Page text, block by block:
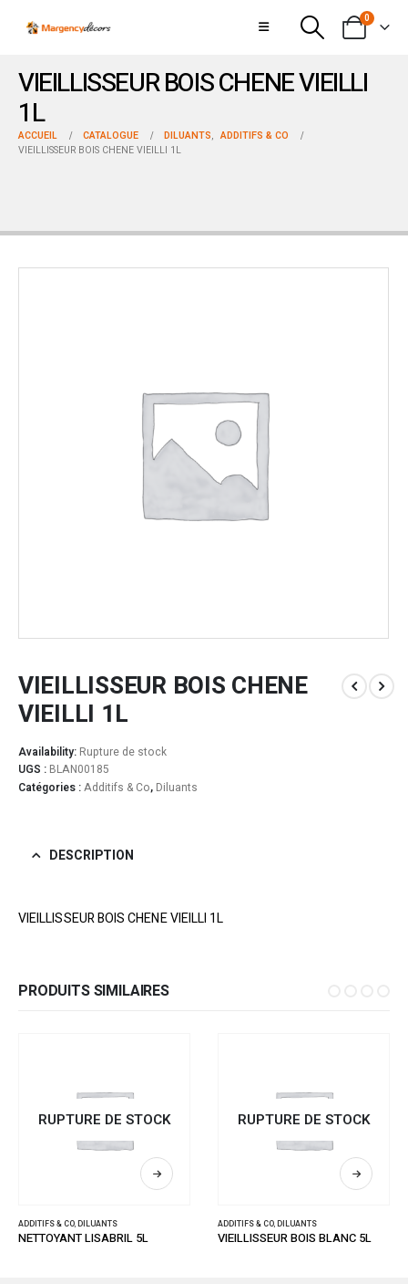
0
VIEILLISSEUR BOIS CHENE VIEILLI
1L
ACCUEIL CATALOGUE DILUANTS, ADDITIFS & CO
VIEILLISSEUR BOIS CHENE VIEILLI 1L
VIEILLISSEUR BOIS CHENE
VIEILLI 1L
Availability: Rupture de stock
UGS : BLAN00185
Catégories :Additifs & Co, Diluants
DESCRIPTION
VIEILLISSEUR BOIS CHENE VIEILLI 1L
PRODUITS SIMILAIRES
RUPTURE DE STOCK
ADDITIFS & CO,DILUANTS
NETTOYANT LISABRIL 5L
RUPTURE DE STOCK
ADDITIFS & CO,DILUANTS
VIEILLISSEUR BOIS BLANC 5L